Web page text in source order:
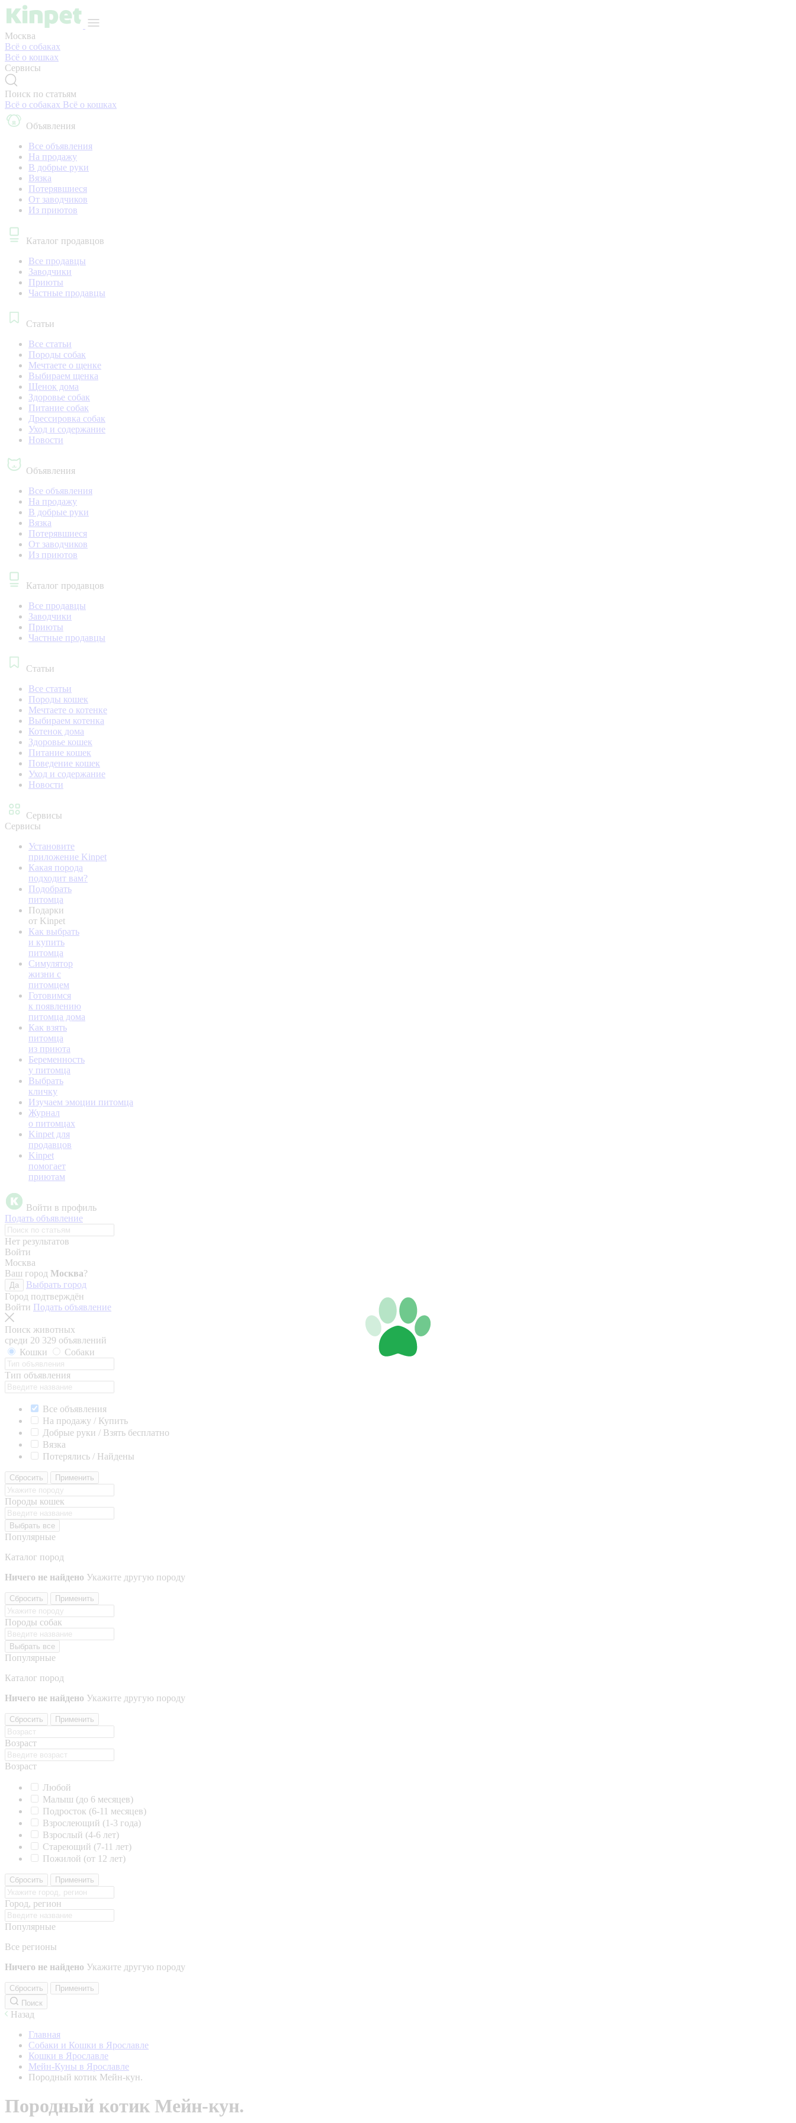
Москва
Всё о собаках
Всё о кошках
Сервисы
Поиск по статьям
Всё о собаках Всё о кошках
Объявления
Все объявления
На продажу
В добрые руки
Вязка
Потерявшиеся
От заводчиков
Из приютов
Каталог продавцов
Все продавцы
Заводчики
Приюты
Частные продавцы
Статьи
Все статьи
Породы собак
Мечтаете о щенке
Выбираем щенка
Щенок дома
Здоровье собак
Питание собак
Дрессировка собак
Уход и содержание
Новости
Объявления
Все объявления
На продажу
В добрые руки
Вязка
Потерявшиеся
От заводчиков
Из приютов
Каталог продавцов
Все продавцы
Заводчики
Приюты
Частные продавцы
Статьи
Все статьи
Породы кошек
Мечтаете о котенке
Выбираем котенка
Котенок дома
Здоровье кошек
Питание кошек
Поведение кошек
Уход и содержание
Новости
Сервисы
Сервисы
Установите
приложение Kinpet
Какая порода
подходит вам?
Подобрать
питомца
Подарки
от Kinpet
Как выбрать
и купить
питомца
Симулятор
жизни с
питомцем
Готовимся
к появлению
питомца дома
Как взять
питомца
из приюта
Беременность
у питомца
Выбрать
кличку
Изучаем эмоции питомца
Журнал
о питомцах
Kinpet для
продавцов
Kinpet
помогает
приютам
Войти в профиль
Подать объявление
Нет результатов
Войти
Москва
Ваш город Москва?
Да
Выбрать город
Город подтверждён
Войти Подать объявление
Поиск животных
среди 20 329 объявлений
Кошки
Собаки
Тип объявления
Все объявления
На продажу / Купить
Добрые руки / Взять бесплатно
Вязка
Потерялись / Найдены
Сбросить Применить
Породы кошек
Выбрать все
Популярные
Каталог пород
Ничего не найдено Укажите другую породу
Сбросить Применить
Породы собак
Выбрать все
Популярные
Каталог пород
Ничего не найдено Укажите другую породу
Сбросить Применить
Возраст
Возраст
Любой
Малыш (до 6 месяцев)
Подросток (6-11 месяцев)
Взрослеющий (1-3 года)
Взрослый (4-6 лет)
Стареющий (7-11 лет)
Пожилой (от 12 лет)
Сбросить Применить
Город, регион
Популярные
Все регионы
Ничего не найдено Укажите другую породу
Сбросить
Применить
Поиск
Назад
Главная
Собаки и Кошки в Ярославле
Кошки в Ярославле
Мейн-Куны в Ярославле
Породный котик Мейн-кун.
Породный котик Мейн-кун.